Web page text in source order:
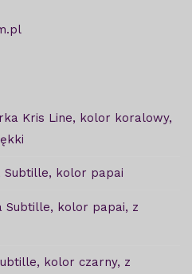
Kris Line, kolor koralowy,
Subtille, kolor papai
Subtille, kolor papai, z
kolor czarny, z